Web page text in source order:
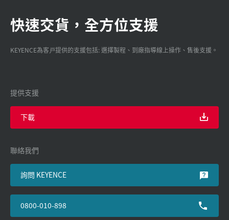
快速交貨，全方位支援
KEYENCE為客戸提供的支援包括: 選擇製程、到廠指導線上操作、售後支援。
提供支援
下載
聯絡我們
詢問 KEYENCE
0800-010-898